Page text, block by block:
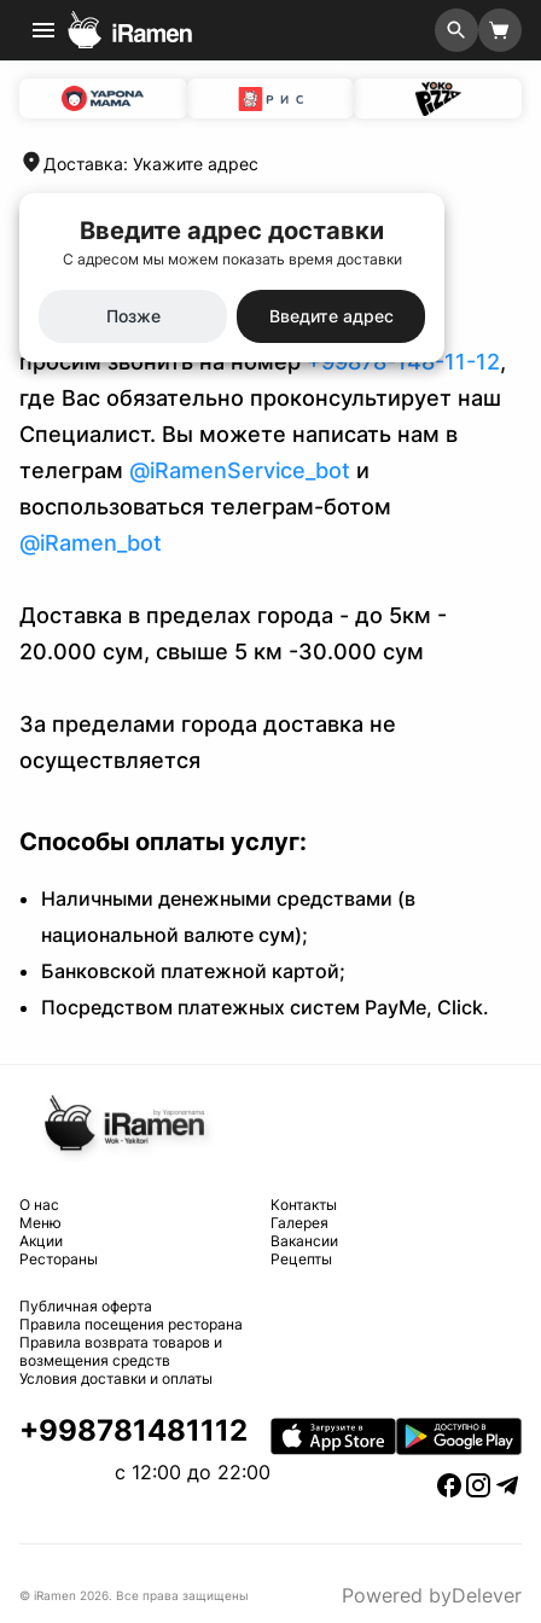
Доставка: Укажите адрес
Условия доставки и оплаты
По всем интересующим Вас вопросам
просим звонить на номер +99878-148-11-12,
где Вас обязательно проконсультирует наш
Специалист. Вы можете написать нам в
телеграм @iRamenService_bot и
воспользоваться телеграм-ботом
@iRamen_bot
Доставка в пределах города - до 5км -
20.000 сум, свыше 5 км -30.000 сум
За пределами города доставка не
осуществляется
Способы оплаты услуг:
Наличными денежными средствами (в
национальной валюте сум);
Банковской платежной картой;
Посредством платежных систем PayMe, Click.
O нас
Меню
Акции
Рестораны
Контакты
Галерея
Вакансии
Рецепты
Публичная оферта
Правила посещения ресторана
Правила возврата товаров и
возмещения средств
Условия доставки и оплаты
+998781481112
c 12:00 до 22:00
© iRamen 2026 Все права защищены Powered byDelever
Введите адрес доставки
С адресом мы можем показать время доставки
Позже Введите адрес